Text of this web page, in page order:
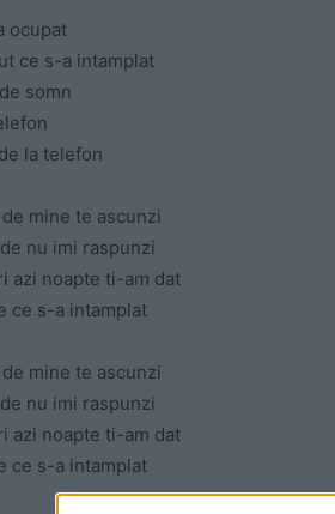
ocupat
ce s-a intamplat
somn
la telefon
mine te ascunzi
nu imi raspunzi
azi noapte ti-am dat
ce s-a intamplat
mine te ascunzi
nu imi raspunzi
azi noapte ti-am dat
ce s-a intamplat